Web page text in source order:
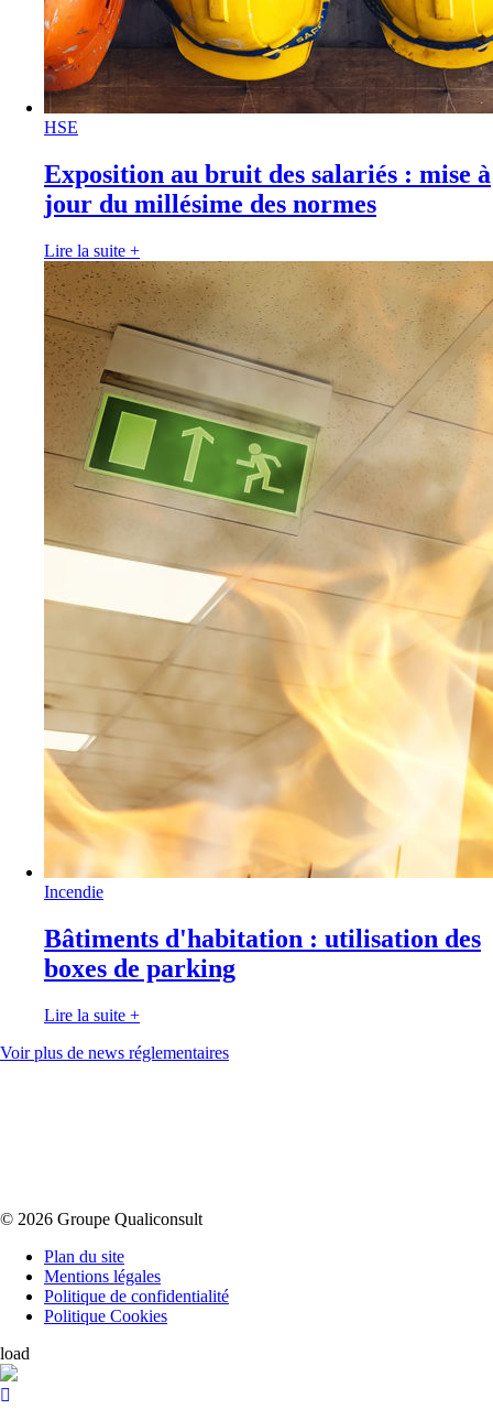
HSE
Exposition au bruit des salariés : mise à
jour du millésime des normes
Lire la suite +
Incendie
Bâtiments d'habitation : utilisation des
boxes de parking
Lire la suite +
Voir plus de news réglementaires
© 2026 Groupe Qualiconsult
Plan du site
Mentions légales
Politique de confidentialité
Politique Cookies
load